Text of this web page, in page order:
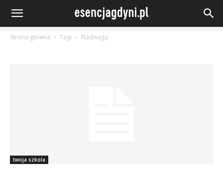
Strona główna Tagi Nadwaga
twoja szkola